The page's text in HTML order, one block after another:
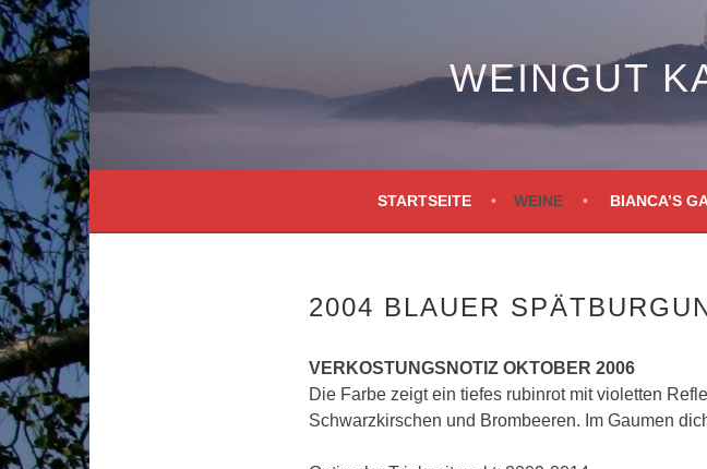
zum
Inhalt
WEINGUT
STARTSEITE WEINE BIANCA’S
2004 BLAUER
VERKOSTUNGSNOTIZ OKTOBER 2006
Die Farbe zeigt ein tiefes rubinrot mit violetten
Schwarzkirschen und Brombeeren. Im Gaumen